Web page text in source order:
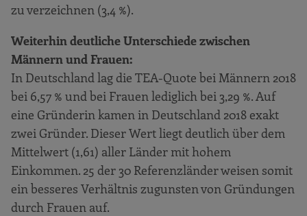
In welchem Kontext wird gegründet?
Die Stärken und Schwächen des
Gründungsstandortes Deutschland
Betrachtung ausgewählter
gründungsbezogener
Rahmenbedingungen
Finanzierung
Arbeitsmarkt
Marktdynamik und Marktzugang
Wertschätzung neuer Produkte /
zu verzeichnen (3,4 %).
Weiterhin deutliche Unterschiede zwischen
Männern und Frauen:
In Deutschland lag die TEA-Quote bei Männern 2018
bei 6,57 % und bei Frauen lediglich bei 3,29 %. Auf
eine Gründerin kamen in Deutschland 2018 exakt
zwei Gründer. Dieser Wert liegt deutlich über dem
Mittelwert (1,61) aller Länder mit hohem
Einkommen. 25 der 30 Referenzländer weisen somit
ein besseres Verhältnis zugunsten von Gründungen
durch Frauen auf.